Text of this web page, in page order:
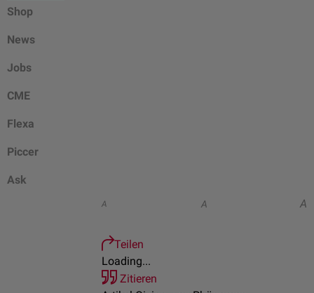
Shop
News
Jobs
CME
Flexa
Piccer
Ask
A A A
Teilen
Loading...
Zitieren